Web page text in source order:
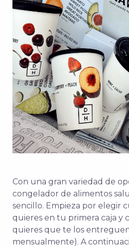
Con una gran variedad de
congelador de alimentos
sencillo. Empieza por elegir
quieres en tu primera caja y
quieres que te los
mensualmente). A